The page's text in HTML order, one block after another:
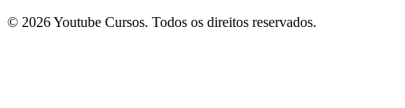
© 2026 Youtube Cursos. Todos os direitos reservados.